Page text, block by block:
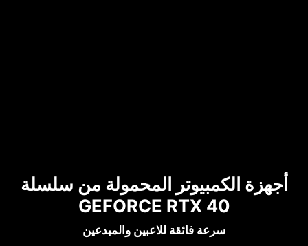
أجهزة الكمبيوتر المحمولة من سلسلة
GEFORCE RTX 40
سرعة فائقة للاعبين والمبدعين